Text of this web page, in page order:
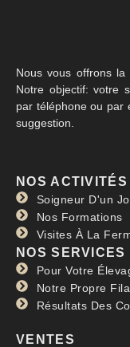
Nous vous offrons la
Notre objectif: votre
par téléphone ou par
suggestion.
NOS ACTIVITÉS
Soigneur D'un
Nos Formations
Visites À La
NOS
Pour Votre
Notre Propre
Résultats Des
VENTES